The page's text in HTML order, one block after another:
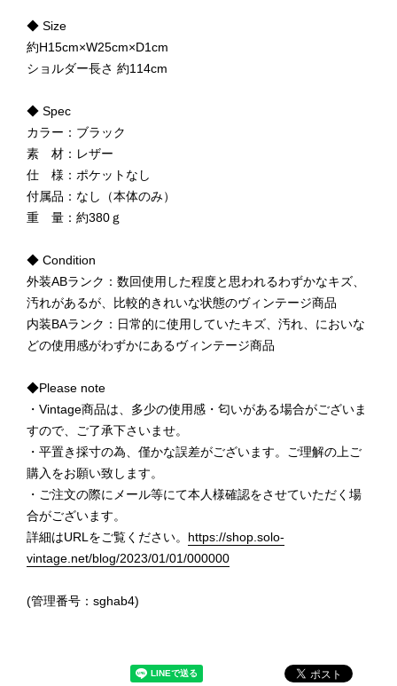
◆ Size
約H15cm×W25cm×D1cm
ショルダー長さ 約114cm
◆ Spec
カラー：ブラック
素 材：レザー
仕 様：ポケットなし
付属品：なし（本体のみ）
重 量：約380ｇ
◆ Condition
外装ABランク：数回使用した程度と思われるわずかなキズ、
汚れがあるが、比較的きれいな状態のヴィンテージ商品
内装BAランク：日常的に使用していたキズ、汚れ、においな
どの使用感がわずかにあるヴィンテージ商品
◆Please note
・Vintage商品は、多少の使用感・匂いがある場合がございま
すので、ご了承下さいませ。
・平置き採寸の為、僅かな誤差がございます。ご理解の上ご
購入をお願い致します。
・ご注文の際にメール等にて本人様確認をさせていただく場
合がございます。
詳細はURLをご覧ください。 https://shop.solo-
vintage.net/blog/2023/01/01/000000
(管理番号：sghab4)